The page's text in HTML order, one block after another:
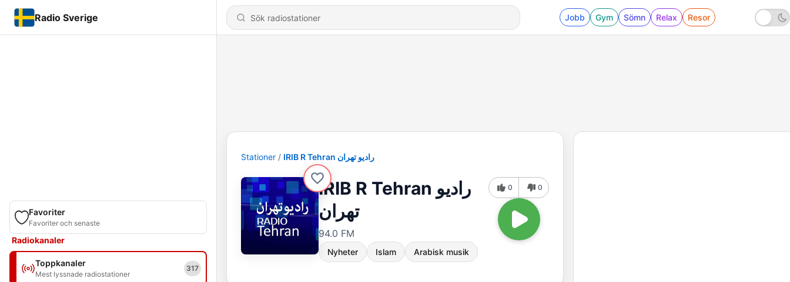
Radio Sverige Jobb Gym Sömn Relax Resor
Favoriter
Favoriter och senaste
Radiokanaler
Toppkanaler
Mest lyssnade radiostationer
317
Stationer IRIB R Tehran رادیو تهران
IRIB R Tehran رادیو
تهران
94.0 FM
Nyheter Islam Arabisk musik
0 0